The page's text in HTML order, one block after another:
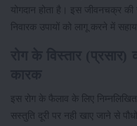
योगदान होता है। इस जीवनचक्र
निवारक उपायों को लागू करने में
इस रोग के फैलाव के लिए
सस्तुति दूरी पर नही खाए जाने से